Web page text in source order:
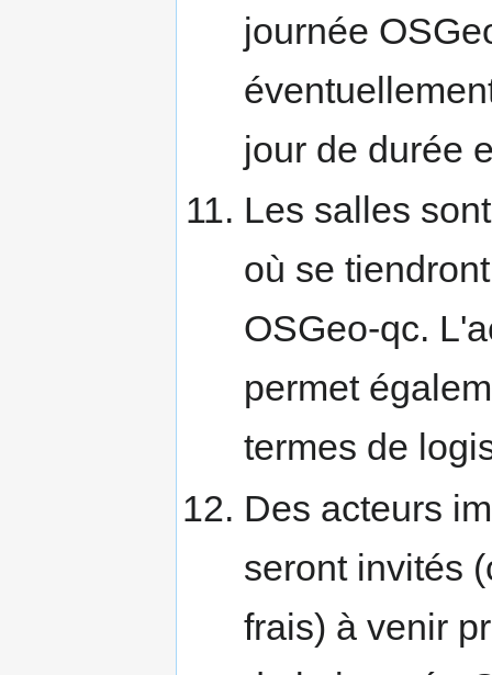
journée
jour de durée
Les salles
où se
OSGeo-qc.
permet
termes de
Des acteurs
seront invités
frais) à venir